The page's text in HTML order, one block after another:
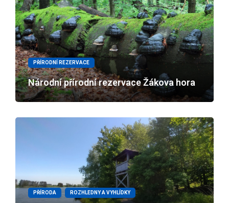
PŘÍRODNÍ REZERVACE
Národní přírodní rezervace Žákova hora
PŘÍRODA ROZHLEDNY A VYHLÍDKY